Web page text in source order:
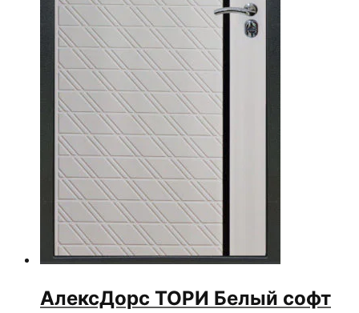
АлексДорс ТОРИ Белый софт